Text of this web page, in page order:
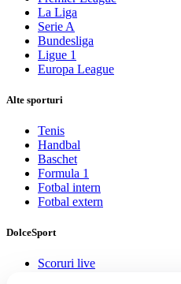
La Liga
Serie A
Bundesliga
Ligue 1
Europa League
Alte sporturi
Tenis
Handbal
Baschet
Formula 1
Fotbal intern
Fotbal extern
DolceSport
Scoruri live